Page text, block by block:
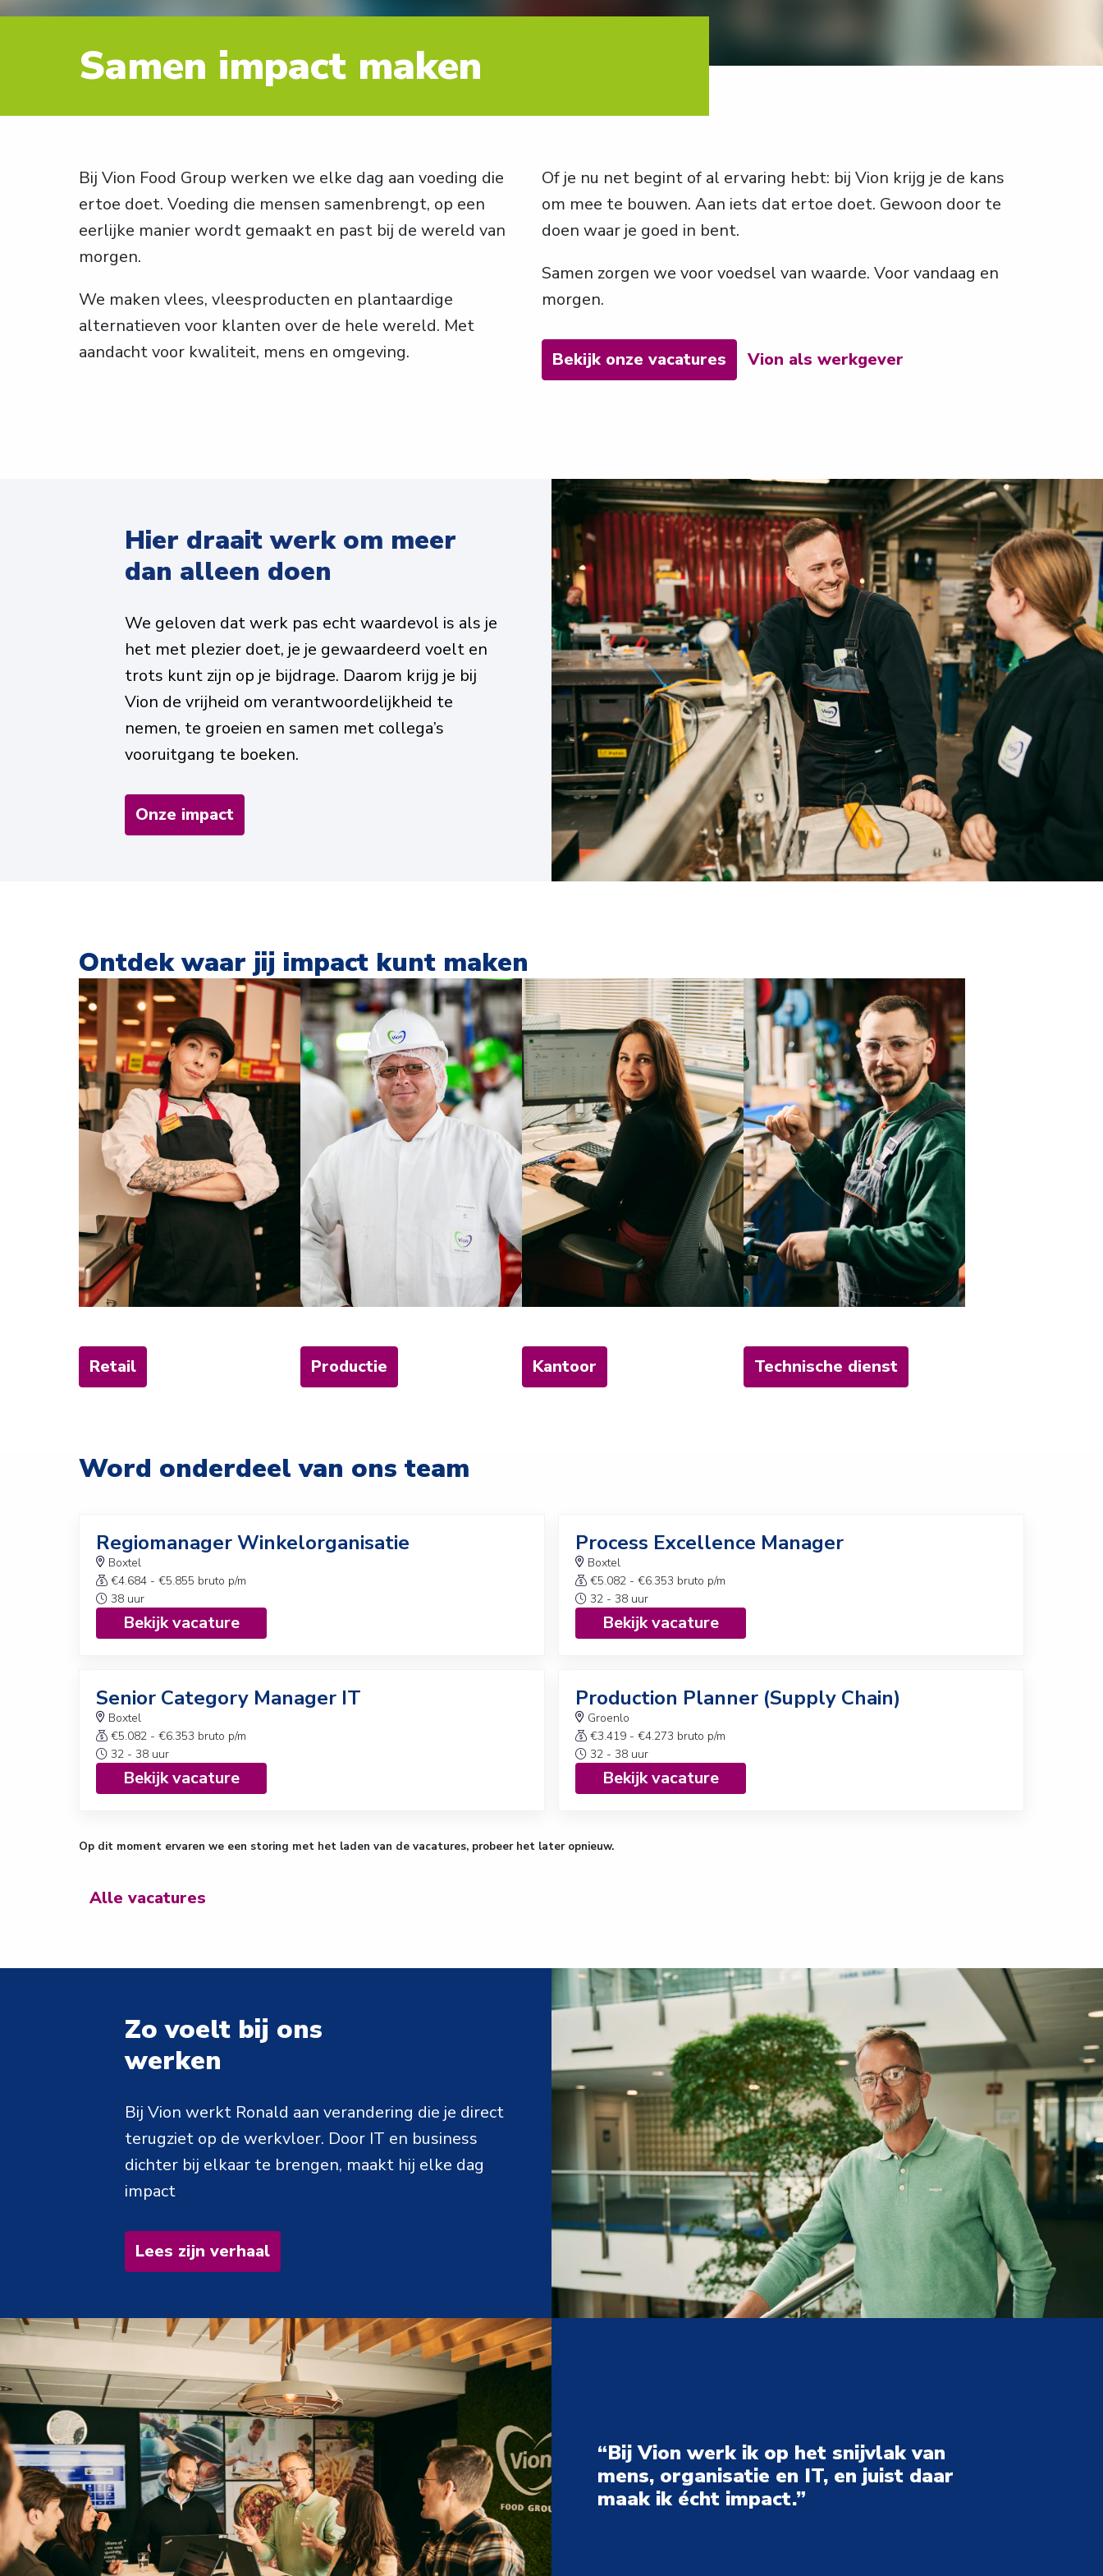
Samen impact maken
Bij Vion Food Group werken we elke dag aan voeding die
ertoe doet. Voeding die mensen samenbrengt, op een
eerlijke manier wordt gemaakt en past bij de wereld van
morgen.
We maken vlees, vleesproducten en plantaardige
alternatieven voor klanten over de hele wereld. Met
aandacht voor kwaliteit, mens en omgeving.
Of je nu net begint of al ervaring hebt: bij Vion krijg je de kans
om mee te bouwen. Aan iets dat ertoe doet. Gewoon door te
doen waar je goed in bent.
Samen zorgen we voor voedsel van waarde. Voor vandaag en
morgen.
Bekijk onze vacatures Vion als werkgever
Hier draait werk om meer
dan alleen doen
We geloven dat werk pas echt waardevol is als je
het met plezier doet, je je gewaardeerd voelt en
trots kunt zijn op je bijdrage. Daarom krijg je bij
Vion de vrijheid om verantwoordelijkheid te
nemen, te groeien en samen met collega’s
vooruitgang te boeken.
Onze impact
Ontdek waar jij impact kunt maken
Retail Productie Kantoor Technische dienst
Word onderdeel van ons team
Regiomanager Winkelorganisatie
Boxtel
€4.684 - €5.855 bruto p/m
38 uur
Bekijk vacature
Process Excellence Manager
Boxtel
€5.082 - €6.353 bruto p/m
32 - 38 uur
Bekijk vacature
Senior Category Manager IT
Boxtel
€5.082 - €6.353 bruto p/m
32 - 38 uur
Bekijk vacature
Production Planner (Supply Chain)
Groenlo
€3.419 - €4.273 bruto p/m
32 - 38 uur
Bekijk vacature
Op dit moment ervaren we een storing met het laden van de vacatures, probeer het later opnieuw.
Alle vacatures
Zo voelt bij ons
werken
Bij Vion werkt Ronald aan verandering die je direct
terugziet op de werkvloer. Door IT en business
dichter bij elkaar te brengen, maakt hij elke dag
impact.
Lees zijn verhaal
“Bij Vion werk ik op het snijvlak van
mens, organisatie en IT, en juist daar